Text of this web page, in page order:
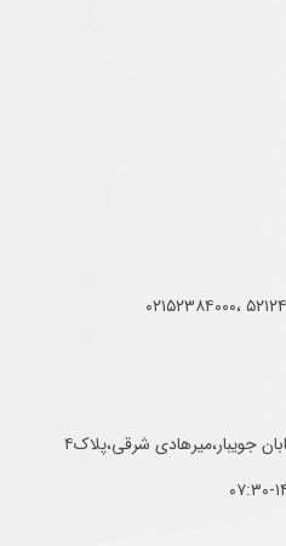
جویبار،میرهادی شرقی،پلاک۴